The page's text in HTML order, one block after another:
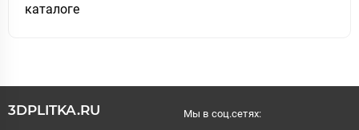
каталоге
3DPLITKA.RU Мы в соц.сетях: